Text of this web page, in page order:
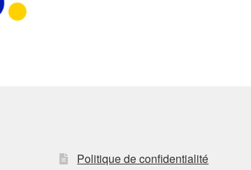
Politique de confidentialité